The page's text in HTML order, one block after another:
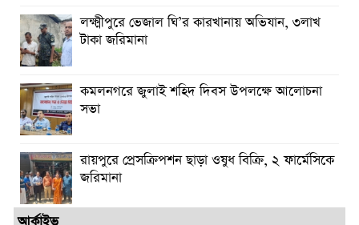
লক্ষ্মীপুরে ভেজাল ঘি’র কারখানায় অভিযান, ৩লাখ
টাকা জরিমানা
কমলনগরে জুলাই শহিদ দিবস উপলক্ষে আলোচনা
সভা
রায়পুরে প্রেসক্রিপশন ছাড়া ওষুধ বিক্রি, ২ ফার্মেসিকে
জরিমানা ‎